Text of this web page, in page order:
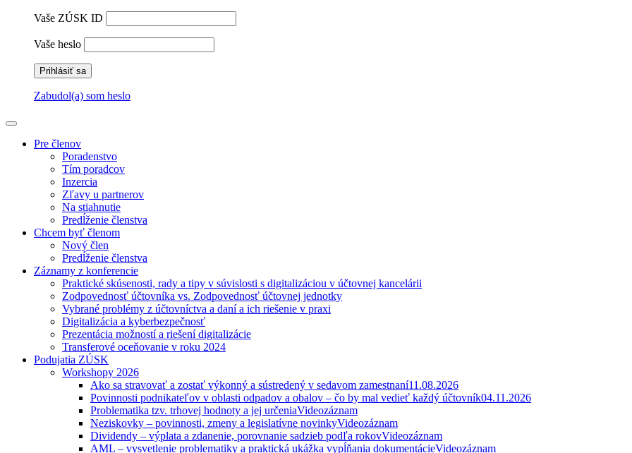
Vaše ZÚSK ID
Vaše heslo
Zabudol(a) som heslo
Pre členov
Poradenstvo
Tím poradcov
Inzercia
Zľavy u partnerov
Na stiahnutie
Predĺženie členstva
Chcem byť členom
Nový člen
Predĺženie členstva
Záznamy z konferencie
Praktické skúsenosti, rady a tipy v súvislosti s digitalizáciou v účtovnej kancelárii
Zodpovednosť účtovníka vs. Zodpovednosť účtovnej jednotky
Vybrané problémy z účtovníctva a daní a ich riešenie v praxi
Digitalizácia a kyberbezpečnosť
Prezentácia možností a riešení digitalizácie
Transferové oceňovanie v roku 2024
Podujatia ZÚSK
Workshopy 2026
Ako sa stravovať a zostať výkonný a sústredený v sedavom zamestnaní11.08.2026
Povinnosti podnikateľov v oblasti odpadov a obalov – čo by mal vedieť každý účtovník04.11.2026
Problematika tzv. trhovej hodnoty a jej určeniaVideozáznam
Neziskovky – povinnosti, zmeny a legislatívne novinkyVideozáznam
Dividendy – výplata a zdanenie, porovnanie sadzieb podľa rokovVideozáznam
AML – vysvetlenie problematiky a praktická ukážka vypĺňania dokumentácieVideozáznam